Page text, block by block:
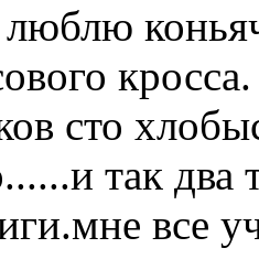
кросса.
сто
так два
все